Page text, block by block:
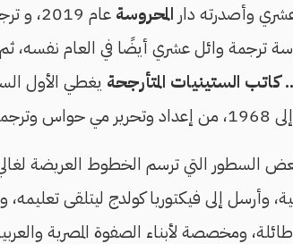
وأصدرته دار المحروسة عام 2019، و ترجمة المجموعة القصصية
ترجمة وائل عشري أيضًا في العام نفسه،
الستينيات المتأرجحة
السطور التي ترسم الخطوط العريضة
وأرسل إلى فيكتوريا كولدج ليتلقى
ومخصصة لأبناء الصفوة المصرية